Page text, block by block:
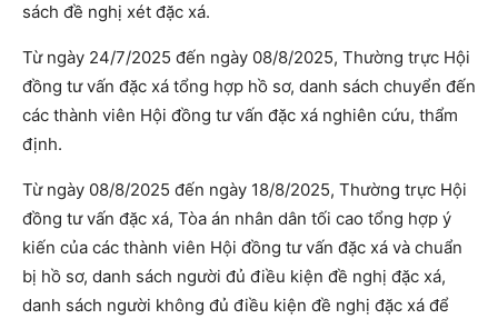
sách đề nghị xét đặc xá.
Từ ngày 24/7/2025 đến ngày 08/8/2025, Thường trực Hội
đồng tư vấn đặc xá tổng hợp hồ sơ, danh sách chuyển đến
các thành viên Hội đồng tư vấn đặc xá nghiên cứu, thẩm
định.
Từ ngày 08/8/2025 đến ngày 18/8/2025, Thường trực Hội
đồng tư vấn đặc xá, Tòa án nhân dân tối cao tổng hợp ý
kiến của các thành viên Hội đồng tư vấn đặc xá và chuẩn
bị hồ sơ, danh sách người đủ điều kiện đề nghị đặc xá,
danh sách người không đủ điều kiện đề nghị đặc xá để